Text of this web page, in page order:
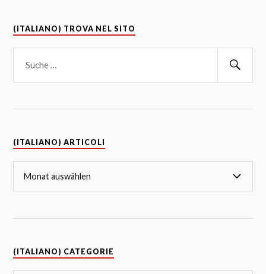
(ITALIANO) TROVA NEL SITO
(ITALIANO) ARTICOLI
(ITALIANO) CATEGORIE